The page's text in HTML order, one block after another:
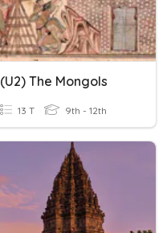
(U2) The Mongols
13 T 9th - 12th